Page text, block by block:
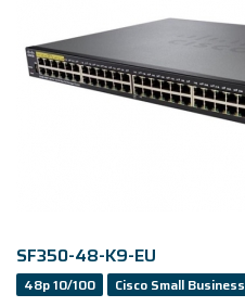
SF350-48-K9-EU
48p 10/100
Cisco Small Business